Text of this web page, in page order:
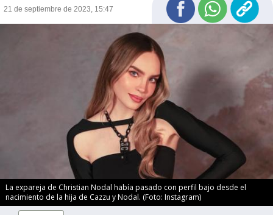
21 de septiembre de 2023, 15:47
La expareja de Christian Nodal había pasado con perfil bajo desde el
nacimiento de la hija de Cazzu y Nodal. (Foto: Instagram)